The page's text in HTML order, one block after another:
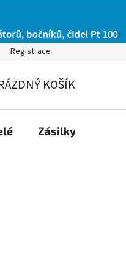
Registrace
KOŠÍK
Zásilky na